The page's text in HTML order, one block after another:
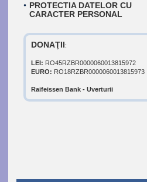
PROTECTIA DATELOR CU
CARACTER PERSONAL
DONAŢII:
LEI: RO45RZBR0000060013815972
EURO: RO18RZBR0000060013815973
Raifeissen Bank - Uverturii